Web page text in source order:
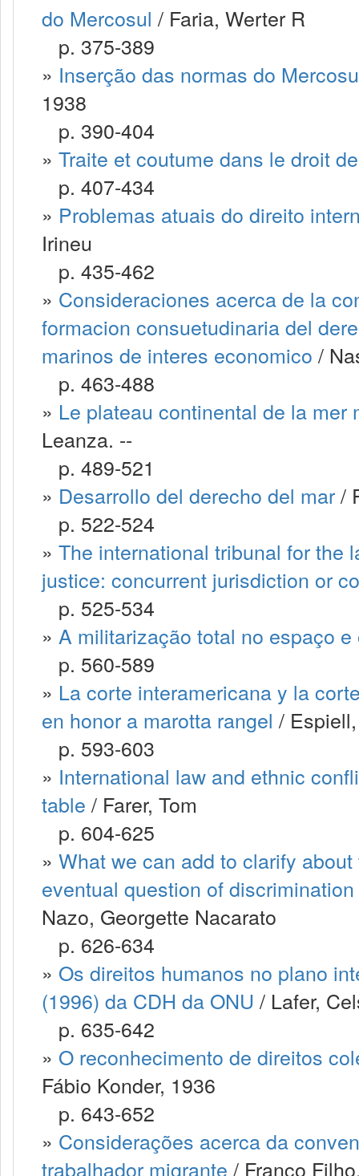
do Mercosul / Faria, Werter R
p. 375-389
» Inserção das normas do
1938
p. 390-404
» Traite et coutume dans le droit
p. 407-434
» Problemas atuais do direito
Irineu
p. 435-462
» Consideraciones acerca de la
formacion consuetudinaria del
marinos de interes economico /
p. 463-488
» Le plateau continental de la
Leanza. --
p. 489-521
» Desarrollo del derecho del mar/
p. 522-524
» The international tribunal for the
justice: concurrent jurisdiction or
p. 525-534
» A militarização total no espaço
p. 560-589
» La corte interamericana y la
en honor a marotta rangel /
p. 593-603
» International law and ethnic
table / Farer, Tom
p. 604-625
» What we can add to clarify
eventual question of
Nazo, Georgette Nacarato
p. 626-634
» Os direitos humanos no plano
(1996) da CDH da ONU / Lafer,
p. 635-642
» O reconhecimento de direitos
Fábio Konder, 1936
p. 643-652
» Considerações acerca da
trabalhador migrante / Franco